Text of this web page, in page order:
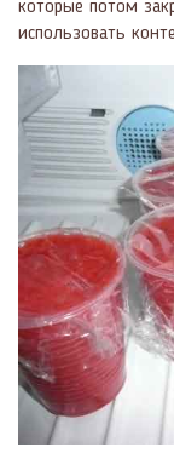
которые потом
использовать